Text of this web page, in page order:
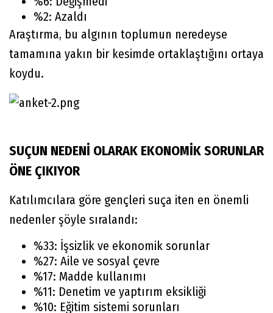
%2: Azaldı
Araştırma, bu algının toplumun neredeyse
tamamına yakın bir kesimde ortaklaştığını ortaya
koydu.
SUÇUN NEDENİ OLARAK EKONOMİK SORUNLAR
ÖNE ÇIKIYOR
Katılımcılara göre gençleri suça iten en önemli
nedenler şöyle sıralandı:
%33: İşsizlik ve ekonomik sorunlar
%27: Aile ve sosyal çevre
%17: Madde kullanımı
%11: Denetim ve yaptırım eksikliği
%10: Eğitim sistemi sorunları